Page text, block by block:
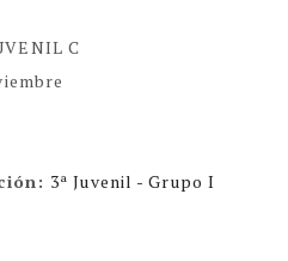
C
: 3ª Juvenil - Grupo I